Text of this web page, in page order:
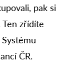
pak si
zřídíte
ČR.